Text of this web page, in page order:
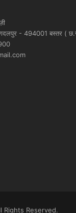
- 494001 बस्तर (
Reserved.